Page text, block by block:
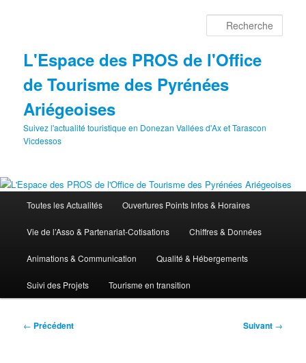
L'Espace des PROS de l'Office
de Tourisme des Pyrénées
Ariégeoises
Suivez l'actualité touristique en Donezan Vallées d'Ax et Tarascon
Vicdessos
principal
Toutes les Actualités Ouvertures Points Infos & Horaires
Vie de l’Asso & Partenariat-Cotisations Chiffres & Données
Animations & Communication Qualité & Hébergements
Suivi des Projets Tourisme en transition
Navigation
← Précédent Suivant →